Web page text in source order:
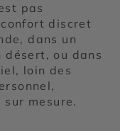
pas
discret
dans un
désert, ou dans
loin des
mesure.